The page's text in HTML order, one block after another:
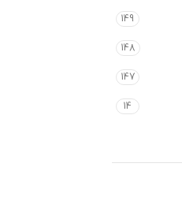
149
148
147
14